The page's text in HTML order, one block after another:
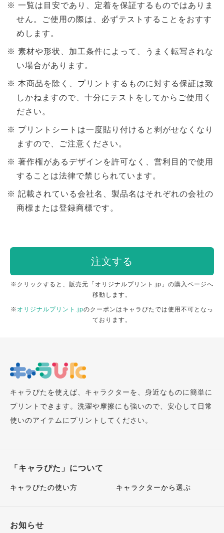
一覧は目安であり、定着を保証するものではありま
せん。ご使用の際は、必ずテストすることをおすす
めします。
素材や形状、加工条件によって、うまく転写されな
い場合があります。
本商品を除く、プリントするものに対する保証は致
しかねますので、十分にテストをしてからご使用く
ださい。
プリントシートは一度貼り付けると剥がせなくなり
ますので、ご注意ください。
著作権があるデザインを許可なく、営利目的で使用
することは法律で禁じられています。
記載されている会社名、製品名はそれぞれの会社の
商標または登録商標です。
注文する
※クリックすると、販売元「オリジナルプリント.jp」の購入ページへ
移動します。
※ オリジナルプリント.jpのクーポンはキャラぴたでは使用不可となっ
ております。
キャラぴたを使えば、キャラクターを、身近なものに簡単に
プリントできます。洗濯や摩擦にも強いので、安心して日常
使いのアイテムにプリントしてください。
「キャラぴた」について
キャラぴたの使い方 キャラクターから選ぶ
お知らせ